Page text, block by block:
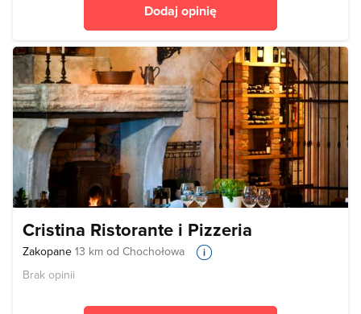
Dodaj opinię
Cristina Ristorante i Pizzeria
Zakopane 13 km od Chochołowa
Brak opinii